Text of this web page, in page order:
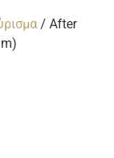
/ After